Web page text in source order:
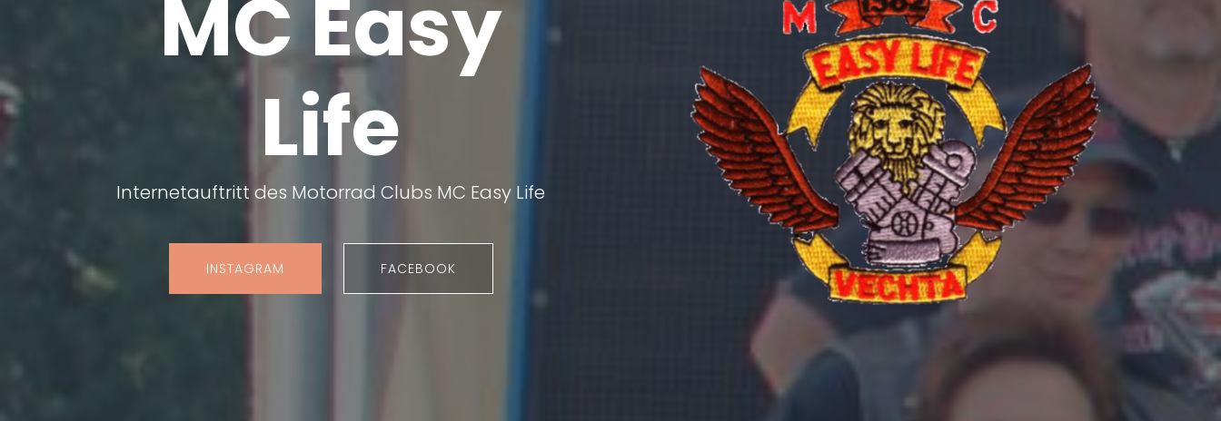
MC Easy
Life
Internetauftritt des Motorrad Clubs MC Easy Life
INSTAGRAM FACEBOOK